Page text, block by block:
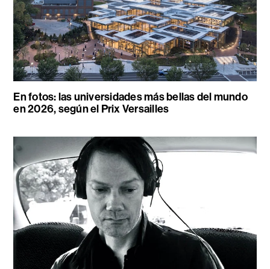
En fotos: las universidades más bellas del mundo
en 2026, según el Prix Versailles